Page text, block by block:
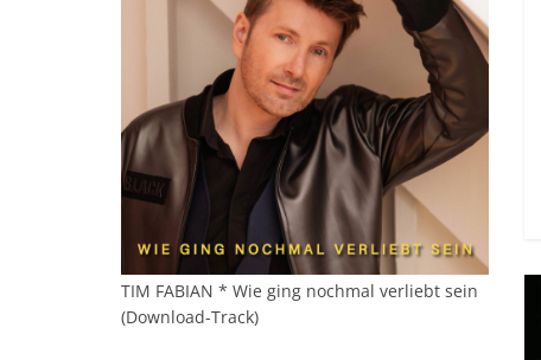
TIM FABIAN * Wie ging nochmal verliebt sein
(Download-Track)